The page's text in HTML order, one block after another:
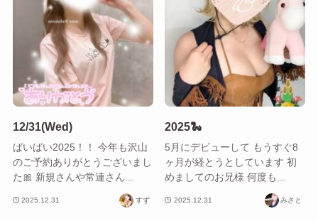
12/31(Wed)
ばいばい2025！！ 今年も沢山
のご予約ありがとうございまし
た🎀 新規さんや常連さん...
2025.12.31 すず
2025🐍
5月にデビューして もうすぐ8
ヶ月が経とうとしています 初
めましてのお兄様 何度も...
2025.12.31 みさと